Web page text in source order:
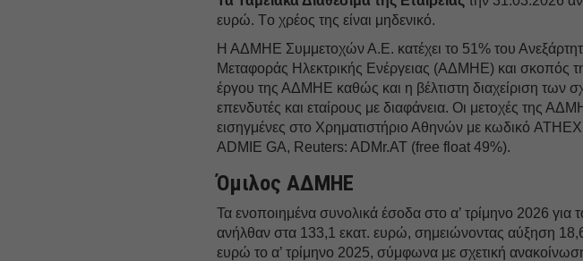
ευρώ. Tο χρέος της είναι μηδενικό.
Η ΑΔΜΗΕ Συμμετοχών Α.Ε. κατέχει το 51% του
Μεταφοράς Ηλεκτρικής Ενέργειας (ΑΔΜΗΕ) και σκοπός
έργου της ΑΔΜΗΕ καθώς και η βέλτιστη διαχείριση των
επενδυτές και εταίρους με διαφάνεια. Οι μετοχές της
εισηγμένες στο Χρηματιστήριο Αθηνών με κωδικό
ADMIE GA, Reuters: ADMr.AT (free float 49%).
Όμιλος ΑΔΜΗΕ
Τα ενοποιημένα συνολικά έσοδα στο α’ τρίμηνο 2026
ανήλθαν στα 133,1 εκατ. ευρώ, σημειώνοντας αύξηση
ευρώ το α’ τρίμηνο 2025, σύμφωνα με σχετική